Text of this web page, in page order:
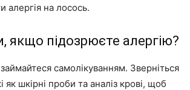
алергія на лосось.
якщо підозрюєте алергію?
самолікуванням. Зверніться
як шкірні проби та аналіз крові, щоб